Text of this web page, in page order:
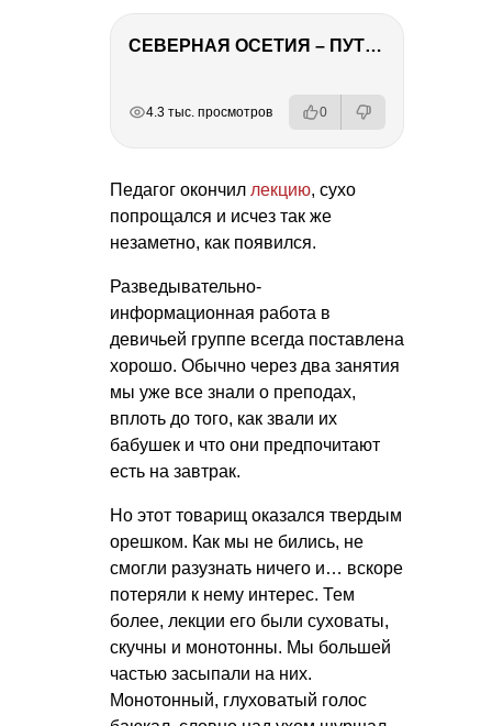
СЕВЕРНАЯ ОСЕТИЯ – ПУТЕШЕСТВИЕ НА КАВКАЗ часть 4
4.3 тыс. просмотров 0
Педагог окончил лекцию, сухо
попрощался и исчез так же
незаметно, как появился.
Разведывательно-
информационная работа в
девичьей группе всегда поставлена
хорошо. Обычно через два занятия
мы уже все знали о преподах,
вплоть до того, как звали их
бабушек и что они предпочитают
есть на завтрак.
Но этот товарищ оказался твердым
орешком. Как мы не бились, не
смогли разузнать ничего и… вскоре
потеряли к нему интерес. Тем
более, лекции его были суховаты,
скучны и монотонны. Мы большей
частью засыпали на них.
Монотонный, глуховатый голос